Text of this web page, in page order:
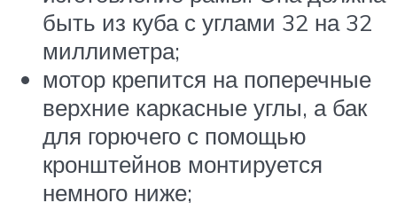
быть из куба с углами 32 на 32
миллиметра;
мотор крепится на поперечные
верхние каркасные углы, а бак
для горючего с помощью
кронштейнов монтируется
немного ниже;